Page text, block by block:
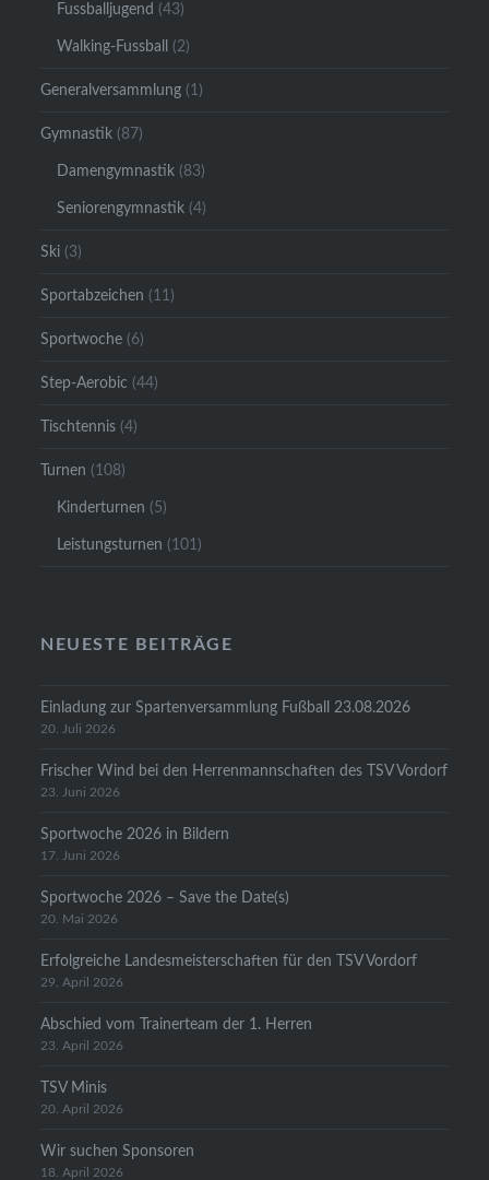
Fussballjugend (43)
Walking-Fussball (2)
Generalversammlung (1)
Gymnastik (87)
Damengymnastik (83)
Seniorengymnastik (4)
Ski (3)
Sportabzeichen (11)
Sportwoche (6)
Step-Aerobic (44)
Tischtennis (4)
Turnen (108)
Kinderturnen (5)
Leistungsturnen (101)
NEUESTE BEITRÄGE
Einladung zur Spartenversammlung Fußball 23.08.2026
20. Juli 2026
Frischer Wind bei den Herrenmannschaften des TSV Vordorf
23. Juni 2026
Sportwoche 2026 in Bildern
17. Juni 2026
Sportwoche 2026 – Save the Date(s)
20. Mai 2026
Erfolgreiche Landesmeisterschaften für den TSV Vordorf
29. April 2026
Abschied vom Trainerteam der 1. Herren
23. April 2026
TSV Minis
20. April 2026
Wir suchen Sponsoren
18. April 2026